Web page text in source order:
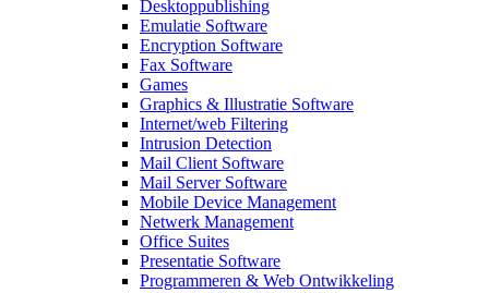
Desktoppublishing
Emulatie Software
Encryption Software
Fax Software
Games
Graphics & Illustratie Software
Internet/web Filtering
Intrusion Detection
Mail Client Software
Mail Server Software
Mobile Device Management
Netwerk Management
Office Suites
Presentatie Software
Programmeren & Web Ontwikkeling